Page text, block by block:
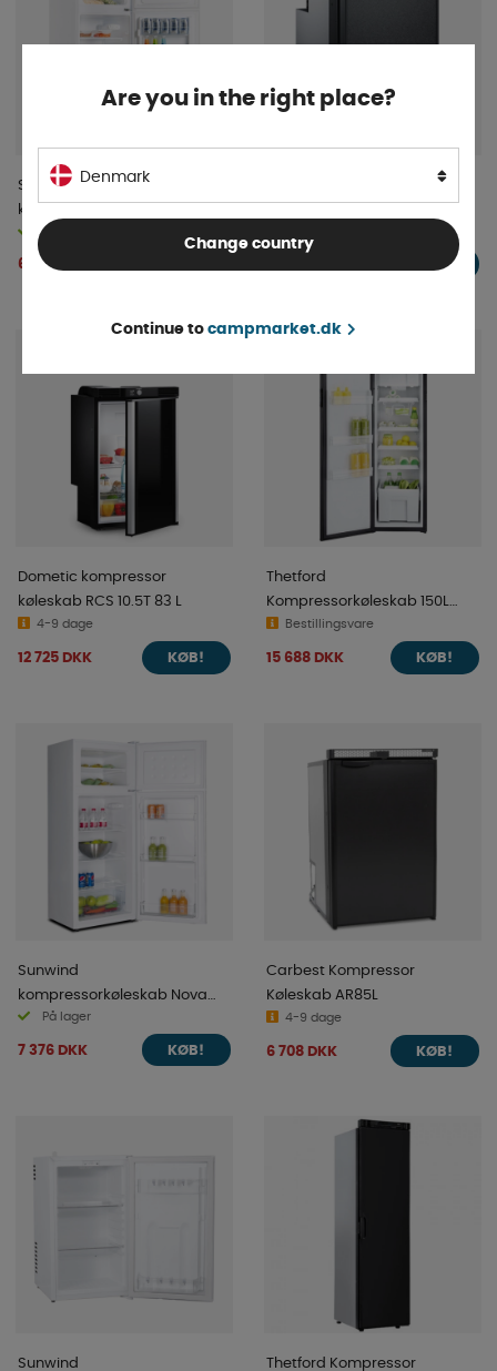
Sunwind
kompressorkøleskab Nova
132l, 12/24V
På lager
6 034 DKK
Waeco Kompressorkøleskab
KØB!
Dometic kompressor
køleskab RCS 10.5T 83 L
4-9 dage
12 725 DKK KØB!
Thetford
Kompressorkøleskab 150L
T2152-C
Bestillingsvare
15 688 DKK KØB!
Sunwind
kompressorkøleskab Nova
222l, 12/24V
På lager
7 376 DKK KØB!
Carbest Kompressor
Køleskab AR85L
4-9 dage
6 708 DKK KØB!
Sunwind Thetford Kompressor
Are you in the right place?
Denmark
Change country
Continue to campmarket.dk